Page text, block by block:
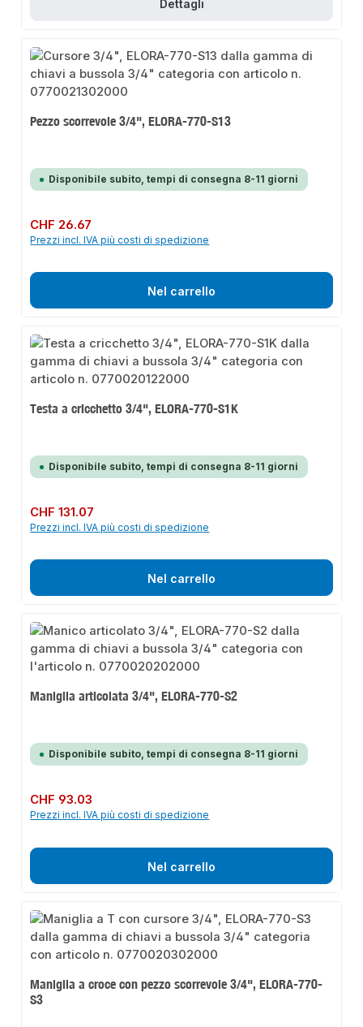
Dettagli
Pezzo scorrevole 3/4", ELORA-770-S13
Disponibile subito, tempi di consegna 8-11 giorni
Prezzo normale:
CHF 26.67
Prezzi incl. IVA più costi di spedizione
Nel carrello
Testa a cricchetto 3/4", ELORA-770-S1K
Disponibile subito, tempi di consegna 8-11 giorni
Prezzo normale:
CHF 131.07
Prezzi incl. IVA più costi di spedizione
Nel carrello
Maniglia articolata 3/4", ELORA-770-S2
Disponibile subito, tempi di consegna 8-11 giorni
Prezzo normale:
CHF 93.03
Prezzi incl. IVA più costi di spedizione
Nel carrello
Maniglia a croce con pezzo scorrevole 3/4", ELORA-770-
S3